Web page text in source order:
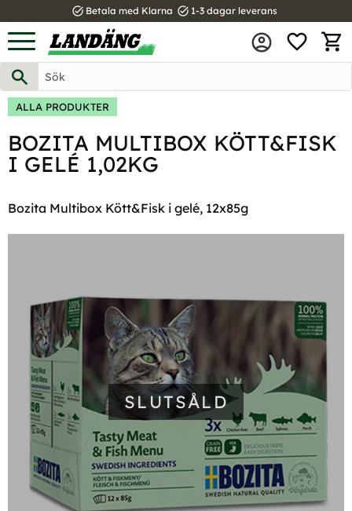
Meny
task_alt Betala med Klarna task_alt 1-3 dagar leverans
ALLA PRODUKTER
BOZITA MULTIBOX KÖTT&FISK
I GELÉ 1,02KG
Bozita Multibox Kött&Fisk i gelé, 12x85g
SLUTSÅLD